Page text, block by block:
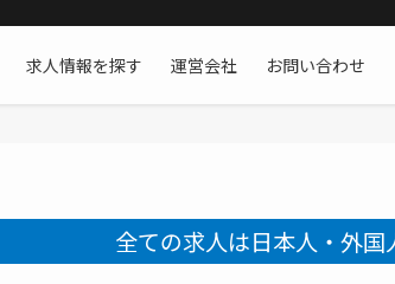
求人情報を探す 運営会社 お問い合わせ
全ての求人は日本人・外国